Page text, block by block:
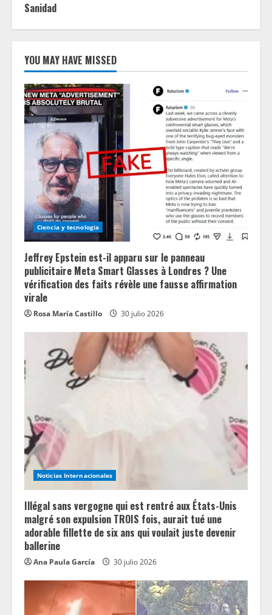
Sanidad
YOU MAY HAVE MISSED
Ciencia y tecnologia
Jeffrey Epstein est-il apparu sur le panneau
publicitaire Meta Smart Glasses à Londres ? Une
vérification des faits révèle une fausse affirmation
virale
Rosa María Castillo 30 julio 2026
Noticias Internacionales
Illégal sans vergogne qui est rentré aux États-Unis
malgré son expulsion TROIS fois, aurait tué une
adorable fillette de six ans qui voulait juste devenir
ballerine
Ana Paula García 30 julio 2026